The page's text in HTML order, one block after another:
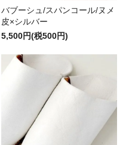
バブーシュ/スパンコール/ヌメ
皮×シルバー
5,500円(税500円)